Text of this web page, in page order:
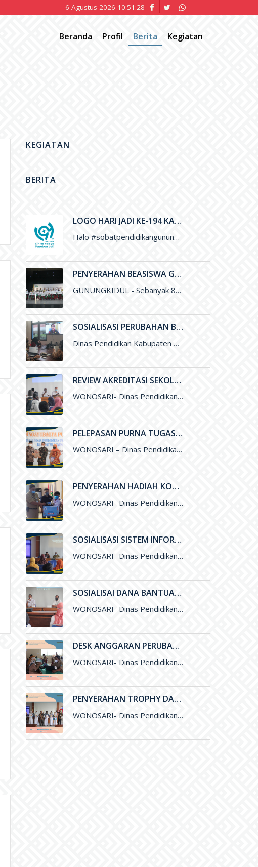
6 Agustus 2026 10:51:29
Beranda Profil Berita Kegiatan
KEGIATAN
BERITA
LOGO HARI JADI KE-194 KABUPATEN GUNUNGKIDUL
Halo #sobatpendidikangunungkidul ini adalah Logo Hari Jadi ke-194 Kabupaten Gunungkidul yang merupakan karya Saudara Blasius Yudhatama dengan mengusung tema
PENYERAHAN BEASISWA GUNUNGKIDUL CERDAS UNTUK PENINGKATAN KUALITAS PENDIDIKAN DI KABUPATEN GUNUNGKIDUL
GUNUNGKIDUL - Sebanyak 800 siswa Sekolah Dasar di Gunungkidul menerima Beasiswa Gunungkidul Cerdas dengan besaran per tahun sejumlah Rp. 500 ribu
SOSIALISASI PERUBAHAN BOS MENGGUNAKAN ARKAS TAHUN 2022 MELALUI ZOOM MEETING
Dinas Pendidikan Kabupaten Gunungkidul melalui Subbag Perencanaan melakukan Sosialisasi Perubahan Anggaran Dana BOS menggunakan ARKAS Tahun 2022 melalui media Zoom
REVIEW AKREDITASI SEKOLAH
WONOSARI- Dinas Pendidikan, Pemuda, dan Olahraga (Disdikpora) Kabupaten Gunungkidul melalui Bidang Sekolah Menegah Pertama menyelenggarakan Review Akreditasi Sekolah. Kegiatan yang
PELEPASAN PURNA TUGAS BAPAK DRS. SUDYA MARSITA, M.M. SELAKU SEKRETARIS DISDIKPORA KABUPATEN GUNUNGKIDUL
WONOSARI – Dinas Pendidikan, Pemuda, dan Olahraga (Disdikpora) Kabupaten Gunungkidul menyelenggarakan kegiatan Pelepasan Purna Tugas Bapak Drs. Sudya Marsita, M.M
PENYERAHAN HADIAH KOMPETISI LITERASI DAN NUMERASI TINGKAT NASIONAL
WONOSARI- Dinas Pendidikan, Pemuda, dan Olahraga (Disdikpora) Kabupaten Gunungkidul bekerja sama dengan Pesona Edu, Bank BCA, dan Pabrik Minuman Hillo
SOSIALISASI SISTEM INFORMASI LAYANAN PENDIDIKAN (SILANDIK) TAHUN 2021
WONOSARI- Dinas Pendidikan, Pemuda, dan Olahraga (Disdikpora) Kabupaten Gunungkidul bersama Badan Perencanaan Pembangunan Daerah (Bappeda) Kabupaten Gunungkidul menyelenggarakan kegiatan Sosialisasi
SOSIALISAI DANA BANTUAN OPERASIONAL SEKOLAH (BOS) KINERJA TAHUN 2021
WONOSARI- Dinas Pendidikan, Pemuda, dan Olahraga (Disdikpora) Kabupaten Gunungkidul melalui Subbagian Perencanaan menyelengarakan kegiatan Sosialisai Dana Bantuan Operasional Sekolah (BOS
DESK ANGGARAN PERUBAHAN DANA BANTUAN OPERASIONAL SEKOLAH (BOS) 2021
WONOSARI- Dinas Pendidikan, Pemuda, dan Olahraga (Disdikpora) Kabupaten Gunungkidul menyelenggarakan kegiatan Desk Anggaran Perubahan Dana Bantuan Operasional Sekolah&nbsp; (BOS
PENYERAHAN TROPHY DAN SERTIFIKAT PEMENANG LOMBA OLIMPIADE SAINS NASIONAL (OSN) DAN FESTIVAL LOMBA SENI NASIONAL (FLSSN) JENJANG SMP TINGKAT KABUPATEN
WONOSARI- Dinas Pendidikan, Pemuda, dan Olaharaga (Disdikpora) Kabupaten Gunungkidul melalui Bidang Sekolah Menegah Pertama (SMP) melaksanakan kegiatan penyerahan Trophy dan